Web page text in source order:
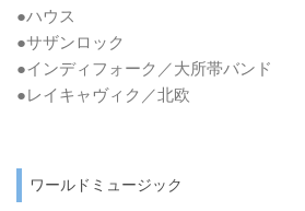
●ハウス
●サザンロック
●インディフォーク／大所帯バンド
●レイキャヴィク／北欧
ワールドミュージック